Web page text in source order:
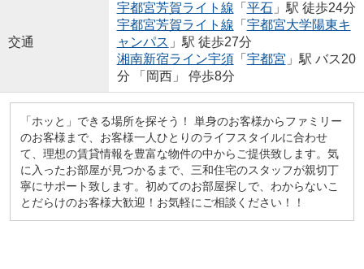
交通
宇都宮芳賀ライト線 「 平石」駅 徒歩24分
宇都宮芳賀ライト線 「 宇都宮大学陽東キ
ャンパス 」駅 徒歩27分
湘南新宿ライン宇須「 宇都宮 」駅 バス20
分 「岡西」 停歩8分
「ホッと」できる場所を探そう！ 単身のお客様からファミリー
のお客様まで、お客様一人ひとりのライフスタイルに合わせ
て、理想の賃貸情報を豊富な物件の中からご提供致します。気
に入ったお部屋が見つかるまで、三和住宅のスタッフが親切丁
寧にサポート致します。初めてのお部屋探しで、わからないこ
とだらけのお客様大歓迎！お気軽にご相談ください！！